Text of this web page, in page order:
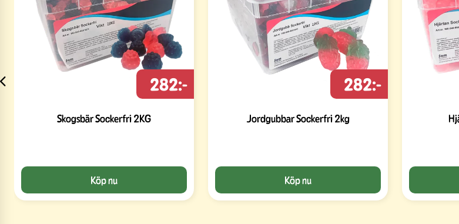
Skogsbär Sockerfri 2KG
282:-
Köp nu
Jordgubbar Sockerfri 2kg
282:-
Köp nu